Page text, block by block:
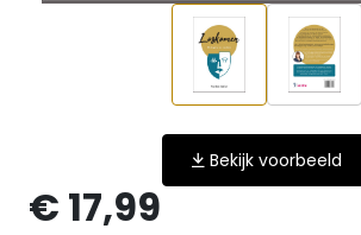
Bekijk voorbeeld
€ 17,99